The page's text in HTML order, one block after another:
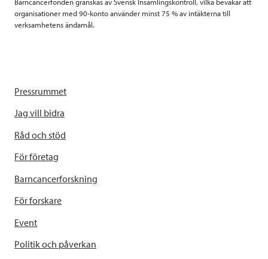
organisationer med 90-konto använder minst 75 % av intäkterna till
verksamhetens ändamål.
Pressrummet
Jag vill bidra
Råd och stöd
För företag
Barncancerforskning
För forskare
Event
Politik och påverkan